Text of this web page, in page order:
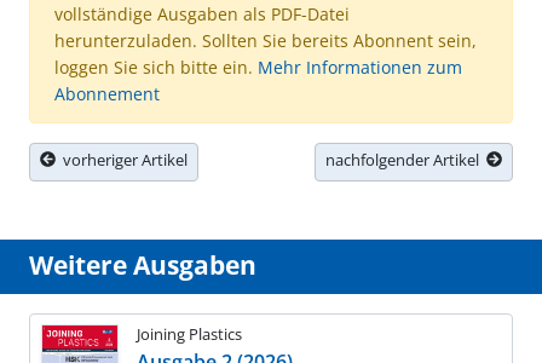
vollständige Ausgaben als PDF-Datei
herunterzuladen. Sollten Sie bereits Abonnent sein,
loggen Sie sich bitte ein. Mehr Informationen zum
Abonnement
vorheriger Artikel nachfolgender Artikel
Weitere Ausgaben
Joining Plastics